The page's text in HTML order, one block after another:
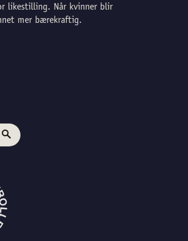
likestilling. Når kvinner blir
mer bærekraftig.